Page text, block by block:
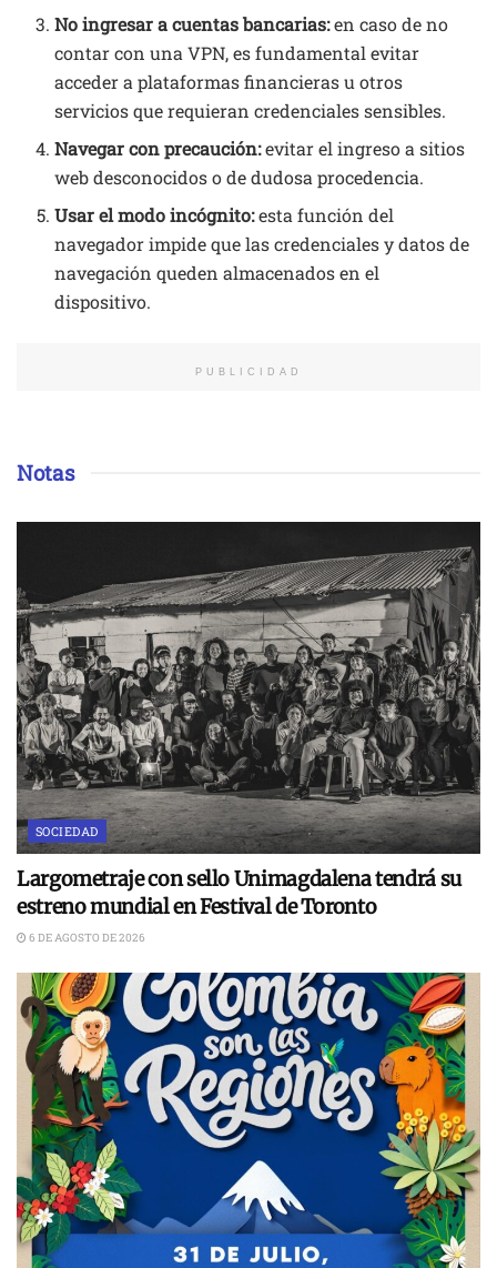
No ingresar a cuentas bancarias:en caso de no
contar con una VPN, es fundamental evitar
acceder a plataformas financieras u otros
servicios que requieran credenciales sensibles.
Navegar con precaución:evitar el ingreso a sitios
web desconocidos o de dudosa procedencia.
Usar el modo incógnito:esta función del
navegador impide que las credenciales y datos de
navegación queden almacenados en el
dispositivo.
PUBLICIDAD
Notas
SOCIEDAD
Largometraje con sello Unimagdalena tendrá su
estreno mundial en Festival de Toronto
6 DE AGOSTO DE 2026